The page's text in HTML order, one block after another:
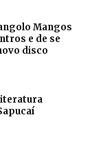
Mangos
e de se
disco